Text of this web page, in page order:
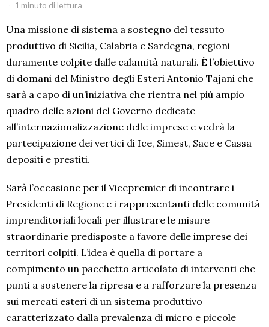
1 minuto di lettura
Una missione di sistema a sostegno del tessuto
produttivo di Sicilia, Calabria e Sardegna, regioni
duramente colpite dalle calamità naturali. È l’obiettivo
di domani del Ministro degli Esteri Antonio Tajani che
sarà a capo di un’iniziativa che rientra nel più ampio
quadro delle azioni del Governo dedicate
all’internazionalizzazione delle imprese e vedrà la
partecipazione dei vertici di Ice, Simest, Sace e Cassa
depositi e prestiti.
Sarà l’occasione per il Vicepremier di incontrare i
Presidenti di Regione e i rappresentanti delle comunità
imprenditoriali locali per illustrare le misure
straordinarie predisposte a favore delle imprese dei
territori colpiti. L’idea è quella di portare a
compimento un pacchetto articolato di interventi che
punti a sostenere la ripresa e a rafforzare la presenza
sui mercati esteri di un sistema produttivo
caratterizzato dalla prevalenza di micro e piccole